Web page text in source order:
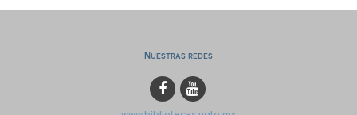
Nuestras redes